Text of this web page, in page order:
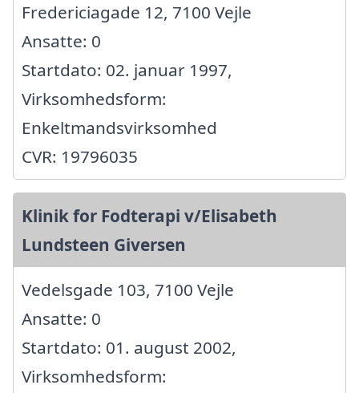
Fredericiagade 12, 7100 Vejle
Ansatte: 0
Startdato: 02. januar 1997,
Virksomhedsform:
Enkeltmandsvirksomhed
CVR: 19796035
Klinik for Fodterapi v/Elisabeth
Lundsteen Giversen
Vedelsgade 103, 7100 Vejle
Ansatte: 0
Startdato: 01. august 2002,
Virksomhedsform: